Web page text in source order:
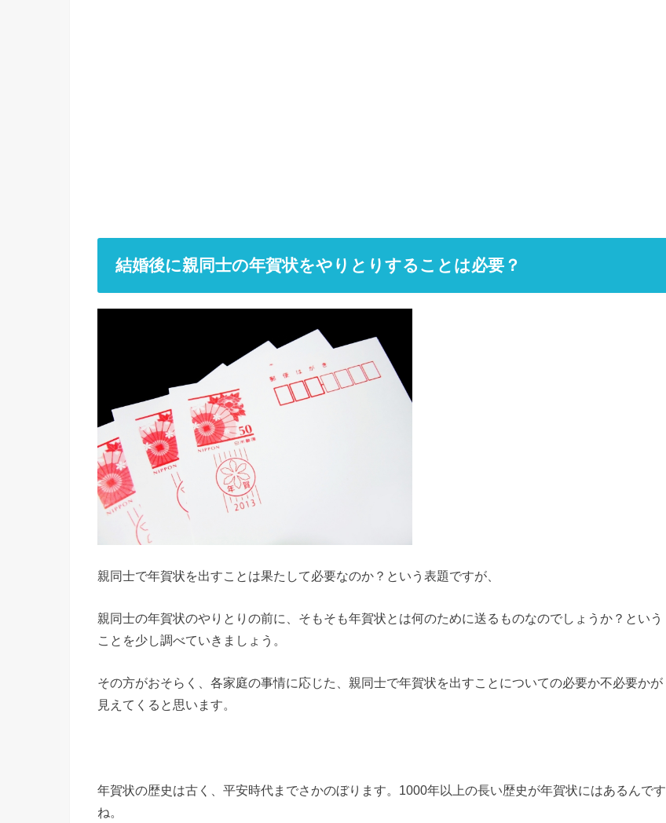
結婚後に親同士の年賀状をやりとりすることは必要？
親同士で年賀状を出すことは果たして必要なのか？という表題ですが、
親同士の年賀状のやりとりの前に、そもそも年賀状とは何のために送るものなのでしょうか？という
ことを少し調べていきましょう。
その方がおそらく、各家庭の事情に応じた、親同士で年賀状を出すことについての必要か不必要かが
見えてくると思います。
年賀状の歴史は古く、平安時代までさかのぼります。1000年以上の長い歴史が年賀状にはあるんです
ね。